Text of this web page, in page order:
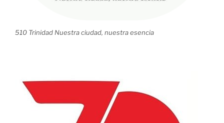
510 Trinidad Nuestra ciudad, nuestra esencia